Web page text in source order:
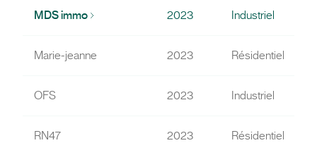
MDS immo 2023 Industriel
Marie-jeanne 2023 Résidentiel
OFS 2023 Industriel
RN47 2023 Résidentiel